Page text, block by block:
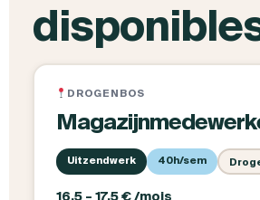
DROGENBOS
Uitzendwerk 40h/sem
16,5 – 17,5 € /mois